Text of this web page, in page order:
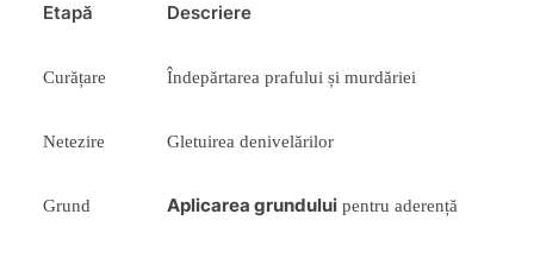
Etapă Descriere
Curățare Îndepărtarea prafului și murdăriei
Netezire Gletuirea denivelărilor
Grund Aplicarea grundului pentru aderență